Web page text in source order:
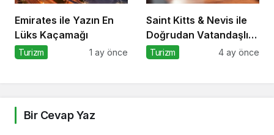
Emirates ile Yazın En
Lüks Kaçamağı
Turizm 1 ay önce
Saint Kitts & Nevis ile
Doğrudan Vatandaşlık
Dönemi
Turizm 4 ay önce
Bir Cevap Yaz